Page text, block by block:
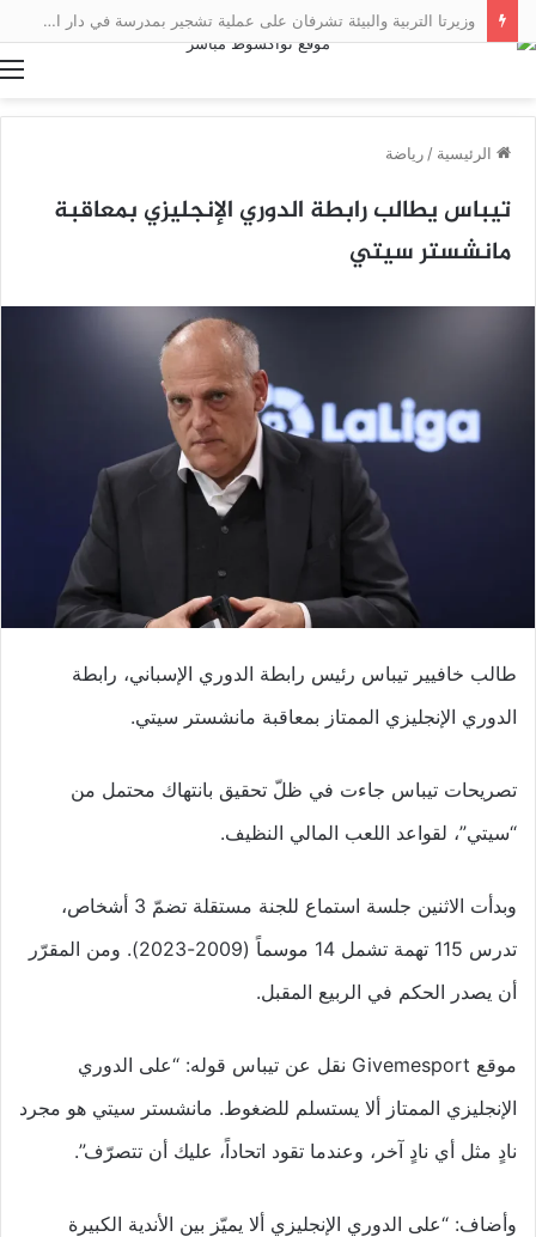
وزيرتا التربية والبيئة تشرفان على عملية تشجير بمدرسة في دار النعيم
الرئيسية / رياضة
تيباس يطالب رابطة الدوري الإنجليزي بمعاقبة
مانشستر سيتي
طالب خافيير تيباس رئيس رابطة الدوري الإسباني، رابطة
الدوري الإنجليزي الممتاز بمعاقبة مانشستر سيتي.
تصريحات تيباس جاءت في ظلّ تحقيق بانتهاك محتمل من
“سيتي”، لقواعد اللعب المالي النظيف.
وبدأت الاثنين جلسة استماع للجنة مستقلة تضمّ 3 أشخاص،
تدرس 115 تهمة تشمل 14 موسماً (2009-2023). ومن المقرّر
أن يصدر الحكم في الربيع المقبل.
موقع Givemesport نقل عن تيباس قوله: “على الدوري
الإنجليزي الممتاز ألا يستسلم للضغوط. مانشستر سيتي هو مجرد
نادٍ مثل أي نادٍ آخر، وعندما تقود اتحاداً، عليك أن تتصرّف”.
وأضاف: “على الدوري الإنجليزي ألا يميّز بين الأندية الكبيرة